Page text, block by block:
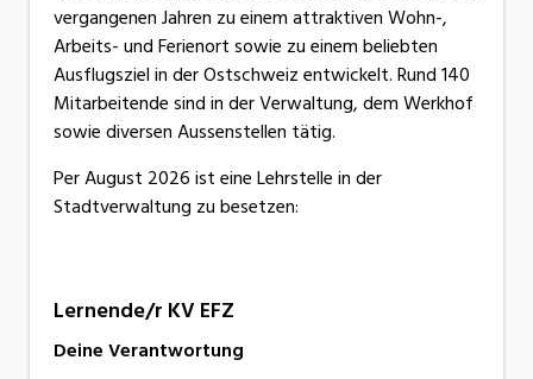
vergangenen Jahren zu einem attraktiven Wohn-,
Arbeits- und Ferienort sowie zu einem beliebten
Ausflugsziel in der Ostschweiz entwickelt. Rund 140
Mitarbeitende sind in der Verwaltung, dem Werkhof
sowie diversen Aussenstellen tätig.
Per August 2026 ist eine Lehrstelle in der
Stadtverwaltung zu besetzen:
Lernende/r KV EFZ
Deine Verantwortung